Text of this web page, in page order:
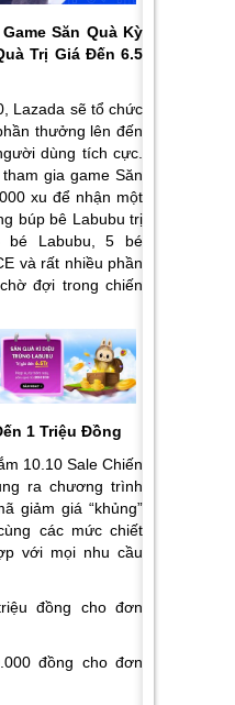
Săn Quà Kỳ
Trị Giá Đến 6.5
Lazada sẽ tổ chức
thưởng lên đến
dùng tích cực.
gia game Săn
xu để nhận một
búp bê Labubu trị
bé Labubu, 5 bé
và rất nhiều phần
đợi trong chiến
1 Triệu Đồng
10.10 Sale Chiến
ra chương trình
giảm giá “khủng”
các mức chiết
với mọi nhu cầu
đồng cho đơn
đồng cho đơn